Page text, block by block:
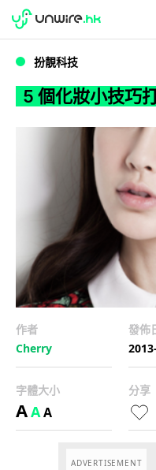
WWDC 2026
扮靚科技
5 個化妝小技巧
作者
Cherry
發佈
字體大小
AAA
分享
ADVERTISEMENT